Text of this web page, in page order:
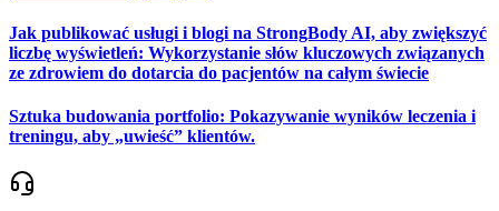
Jak publikować usługi i blogi na StrongBody AI, aby zwiększyć
liczbę wyświetleń: Wykorzystanie słów kluczowych związanych
ze zdrowiem do dotarcia do pacjentów na całym świecie
Sztuka budowania portfolio: Pokazywanie wyników leczenia i
treningu, aby „uwieść” klientów.